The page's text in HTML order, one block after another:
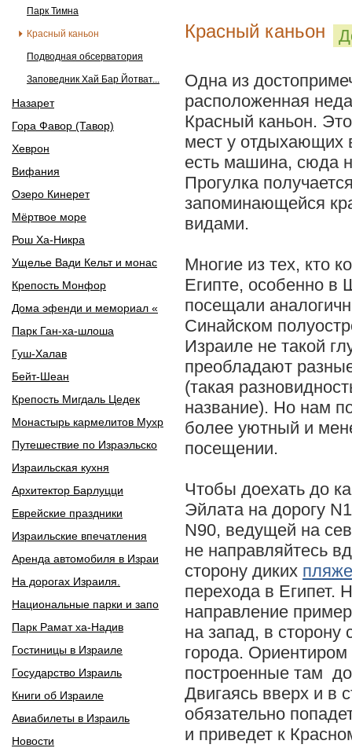
Парк Тимна
Красный каньон
Подводная обсерватория
Заповедник Хай Бар Йотват...
Назарет
Гора Фавор (Тавор)
Хеврон
Вифания
Озеро Кинерет
Мёртвое море
Рош Ха-Никра
Ущелье Вади Кельт и монас
Крепость Монфор
Дома эфенди и мемориал «
Парк Ган-ха-шлоша
Гуш-Халав
Бейт-Шеан
Крепость Мигдаль Цедек
Монастырь кармелитов Мухр
Путешествие по Израэльско
Израильская кухня
Архитектор Барлуцци
Еврейские праздники
Израильские впечатления
Аренда автомобиля в Израи
На дорогах Израиля.
Национальные парки и запо
Парк Рамат ха-Надив
Гостиницы в Израиле
Государство Израиль
Книги об Израиле
Авиабилеты в Израиль
Новости
Красный каньон
Одна из
расположенная
Красный каньон.
мест у отдыхающих
есть машина, сюда
Прогулка
запоминающейся
видами.
Многие из тех, кто
Египте, особенно
посещали
Синайском
Израиле не такой
преобладают
(такая
название). Но нам
более уютный и
посещении.
Чтобы доехать до
Эйлата на дорогу
N90, ведущей на
не направляйтесь
сторону диких
перехода в Египет.
направление
на запад, в сторону
города. Ориентиром
построенные там
Двигаясь вверх и в
обязательно
и приведет к